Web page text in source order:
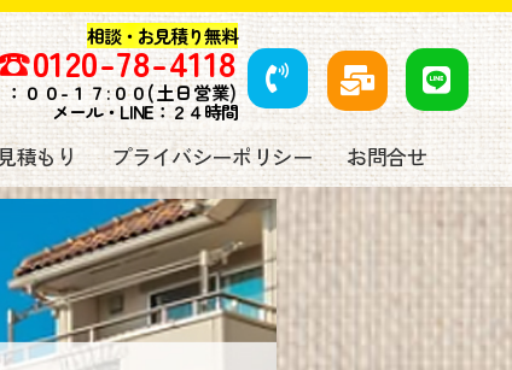
相談・お見積り無料
0120-78-4118
：００-１７:００(土日営業)
メール・LINE：２４時間
積もり プライバシーポリシー お問合せ